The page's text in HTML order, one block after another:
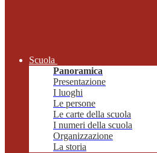
Scuola
Panoramica
Presentazione
I luoghi
Le persone
Le carte della scuola
I numeri della scuola
Organizzazione
La storia